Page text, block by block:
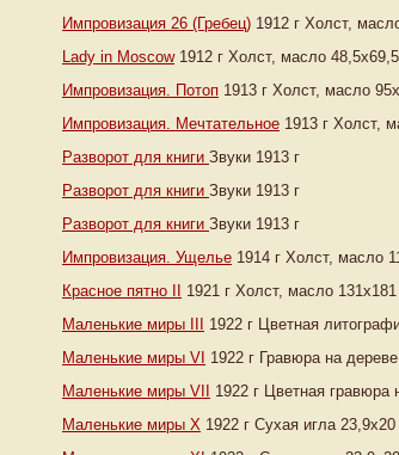
Импровизация 26 (Гребец) 1912 г Холст,
Lady in Moscow1912 г Холст, масло
Импровизация. Потоп 1913 г Холст, масло
Импровизация. Мечтательное 1913 г Холст,
Разворот для книги Звуки 1913 г
Разворот для книги Звуки 1913 г
Разворот для книги Звуки 1913 г
Импровизация. Ущелье 1914 г Холст, масло
Красное пятно II
1921 г Холст, масло
Маленькие миры III
1922 г Цветная
Маленькие миры VI 1922 г Гравюра на
Маленькие миры VII
1922 г Цветная гравюра
Маленькие миры X 1922 г Сухая игла